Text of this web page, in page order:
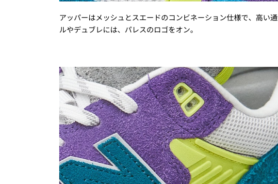
アッパーはメッシュとスエードのコンビネーション仕様で、高い
ルやデュブレには、パレスのロゴをオン。